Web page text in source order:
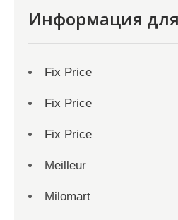
Информация для
Fix Price
Fix Price
Fix Price
Meilleur
Milomart